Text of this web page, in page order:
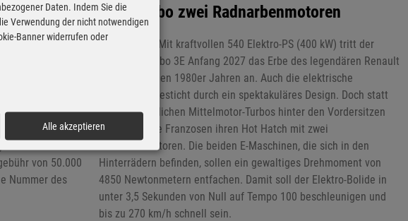
3E
397 kW (540
Euro
ab
Auslieferungen
von 50.000
Nummer des
Statt Turbo zwei Radnarbenmotoren
17.03.2025 - Mit kraftvollen 540 Elektro-PS (400 kW) tritt der
Renault 5 Turbo 3E Anfang 2027 das Erbe des legendären Renault
5 Turbo aus den 1980er Jahren an. Auch die elektrische
Neuauflage besticht durch ein spektakuläres Design. Doch statt
des ursprünglichen Mittelmotor-Turbos hinter den Vordersitzen
bestücken die Franzosen ihren Hot Hatch mit zwei
Radnabenmotoren. Die beiden E-Maschinen, die sich in den
Hinterrädern befinden, sollen ein gewaltiges Drehmoment von
4850 Newtonmetern entfachen. Damit soll der Elektro-Bolide in
unter 3,5 Sekunden von Null auf Tempo 100 beschleunigen und
bis zu 270 km/h schnell sein.
Daten. Indem Sie die
Verwendung der nicht notwendigen
Banner widerrufen oder
Alle akzeptieren